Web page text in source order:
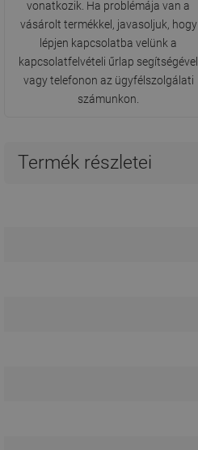
vonatkozik. Ha problémája van a
vásárolt termékkel, javasoljuk, hogy
lépjen kapcsolatba velünk a
kapcsolatfelvételi űrlap segítségével
vagy telefonon az ügyfélszolgálati
számunkon.
Termék részletei